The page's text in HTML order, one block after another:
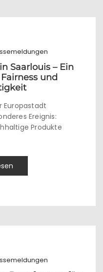
Saarlouis – Ein
und
Europastadt
Ereignis:
Produkte